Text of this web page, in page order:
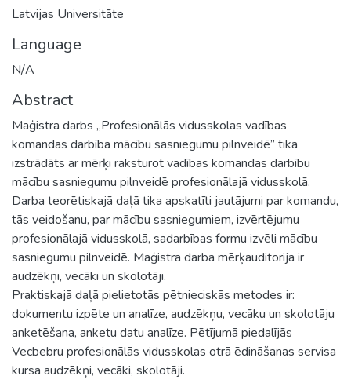
Latvijas Universitāte
Language
N/A
Abstract
Maģistra darbs „Profesionālās vidusskolas vadības
komandas darbība mācību sasniegumu pilnveidē” tika
izstrādāts ar mērķi raksturot vadības komandas darbību
mācību sasniegumu pilnveidē profesionālajā vidusskolā.
Darba teorētiskajā daļā tika apskatīti jautājumi par komandu,
tās veidošanu, par mācību sasniegumiem, izvērtējumu
profesionālajā vidusskolā, sadarbības formu izvēli mācību
sasniegumu pilnveidē. Maģistra darba mērķauditorija ir
audzēkņi, vecāki un skolotāji.
Praktiskajā daļā pielietotās pētnieciskās metodes ir:
dokumentu izpēte un analīze, audzēkņu, vecāku un skolotāju
anketēšana, anketu datu analīze. Pētījumā piedalījās
Vecbebru profesionālās vidusskolas otrā ēdināšanas servisa
kursa audzēkņi, vecāki, skolotāji.